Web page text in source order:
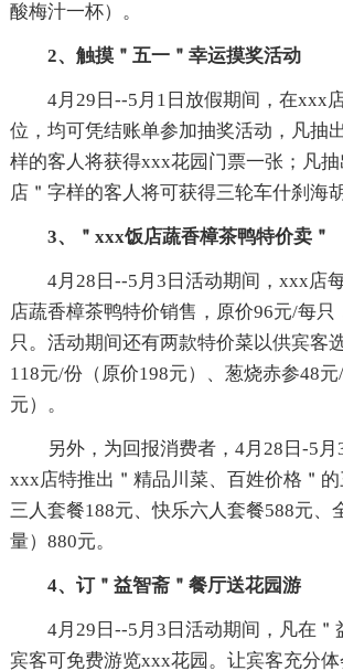
酸梅汁一杯）。
2、触摸＂五一＂幸运摸奖活动
4月29日--5月1日放假期间，在xxx
位，均可凭结账单参加抽奖活动，凡抽
样的客人将获得xxx花园门票一张；凡
店＂字样的客人将可获得三轮车什刹海
3、＂xxx饭店蔬香樟茶鸭特价卖＂
4月28日--5月3日活动期间，xxx店
店蔬香樟茶鸭特价销售，原价96元/每只
只。活动期间还有两款特价菜以供宾客
118元/份（原价198元）、葱烧赤参48
元）。
另外，为回报消费者，4月28日-5月
xxx店特推出＂精品川菜、百姓价格＂
三人套餐188元、快乐六人套餐588元、
量）880元。
4、订＂益智斋＂餐厅送花园游
4月29日--5月3日活动期间，凡在＂
宾客可免费游览xxx花园。让宾客充分体